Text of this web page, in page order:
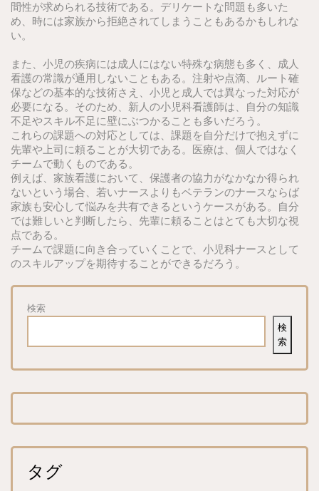
間性が求められる技術である。デリケートな問題も多いた
め、時には家族から拒絶されてしまうこともあるかもしれな
い。
また、小児の疾病には成人にはない特殊な病態も多く、成人
看護の常識が通用しないこともある。注射や点滴、ルート確
保などの基本的な技術さえ、小児と成人では異なった対応が
必要になる。そのため、新人の小児科看護師は、自分の知識
不足やスキル不足に壁にぶつかることも多いだろう。
これらの課題への対応としては、課題を自分だけで抱えずに
先輩や上司に頼ることが大切である。医療は、個人ではなく
チームで動くものである。
例えば、家族看護において、保護者の協力がなかなか得られ
ないという場合、若いナースよりもベテランのナースならば
家族も安心して悩みを共有できるというケースがある。自分
では難しいと判断したら、先輩に頼ることはとても大切な視
点である。
チームで課題に向き合っていくことで、小児科ナースとして
のスキルアップを期待することができるだろう。
検索
検
索
タグ